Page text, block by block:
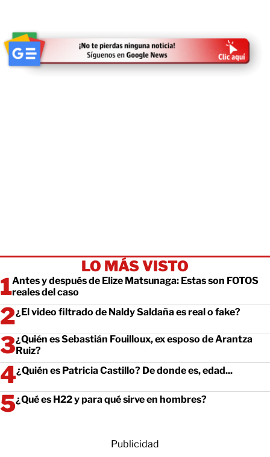
LO MÁS VISTO
Antes y después de Elize Matsunaga: Estas son FOTOS
reales del caso
¿El video filtrado de Naldy Saldaña es real o fake?
¿Quién es Sebastián Fouilloux, ex esposo de Arantza
Ruiz?
¿Quién es Patricia Castillo? De donde es, edad...
¿Qué es H22 y para qué sirve en hombres?
Publicidad